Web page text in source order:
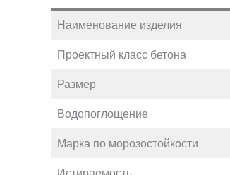
Наименование изделия
Проектный класс бетона
Размер
Водопоглощение
Марка по морозостойкости